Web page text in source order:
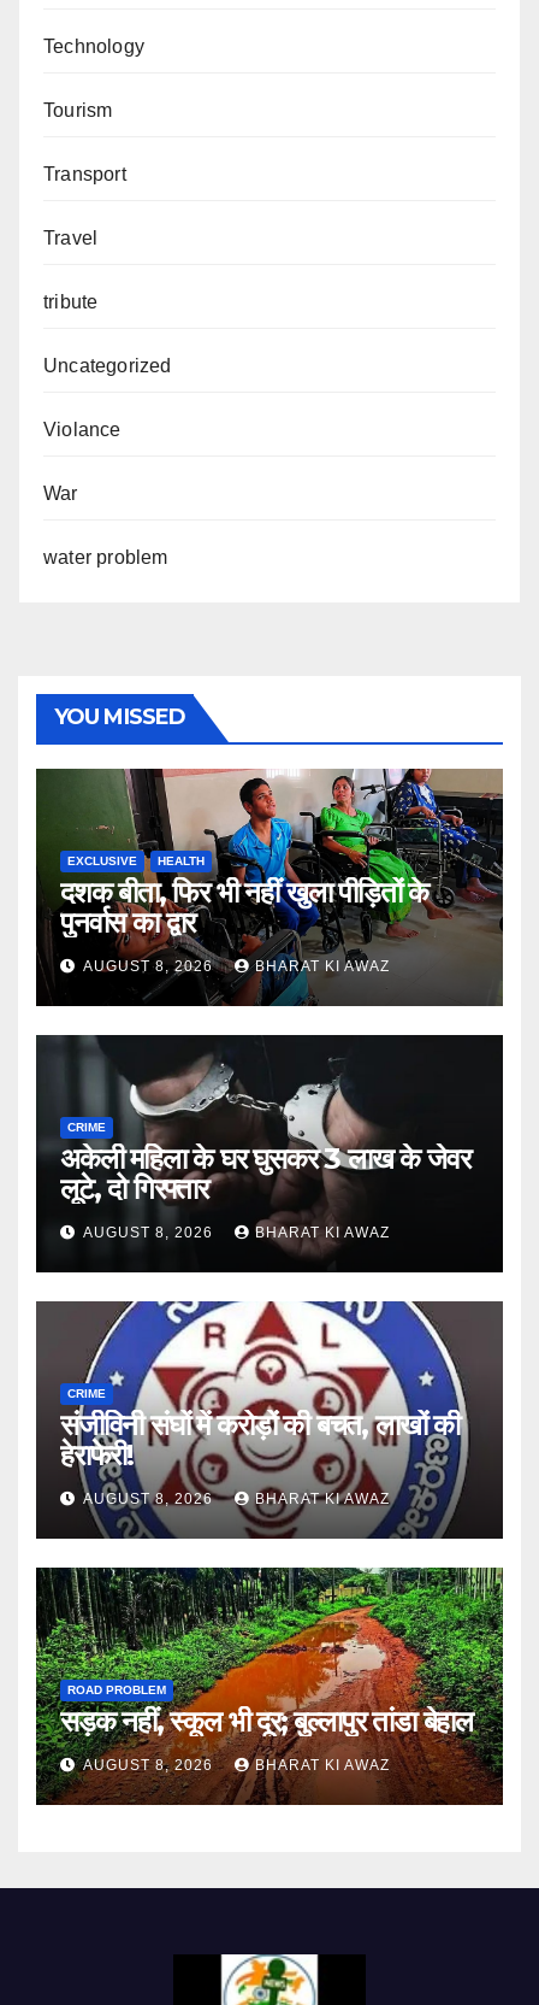
Technology
Tourism
Transport
Travel
tribute
Uncategorized
Violance
War
water problem
YOU MISSED
EXCLUSIVE HEALTH
दशक बीता, फिर भी नहीं खुला पीड़ितों के
पुनर्वास का द्वार
AUGUST 8, 2026 BHARAT KI AWAZ
CRIME
अकेली महिला के घर घुसकर 3 लाख के जेवर
लूटे, दो गिरफ्तार
AUGUST 8, 2026 BHARAT KI AWAZ
CRIME
संजीविनी संघों में करोड़ों की बचत, लाखों की
हेराफेरी!
AUGUST 8, 2026 BHARAT KI AWAZ
ROAD PROBLEM
सड़क नहीं, स्कूल भी दूर; बुल्लापुर तांडा बेहाल
AUGUST 8, 2026 BHARAT KI AWAZ